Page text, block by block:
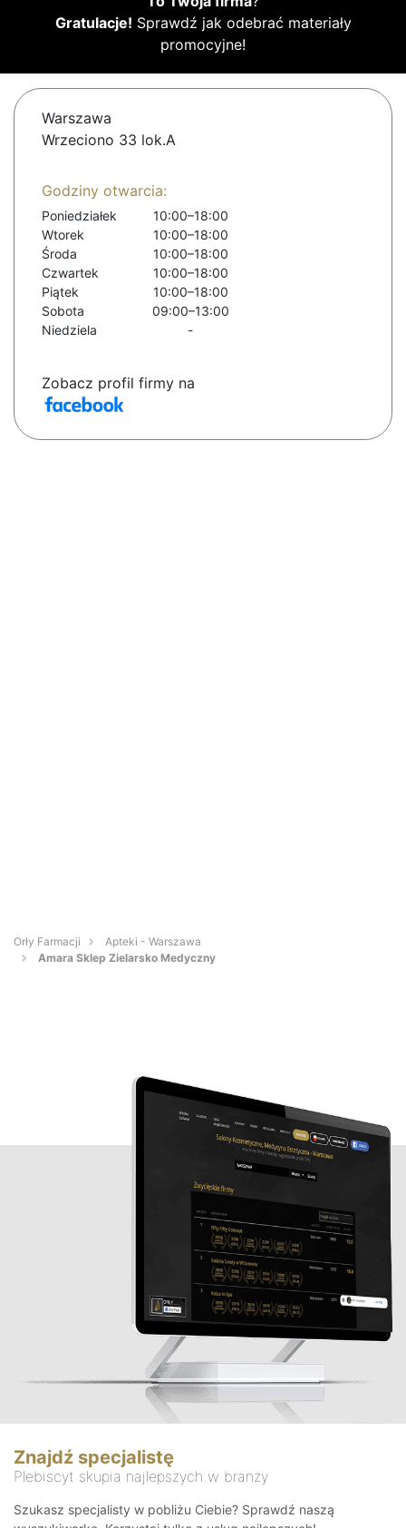
Gratulacje! Sprawdź jak odebrać materiały
promocyjne!
Warszawa
Wrzeciono 33 lok.A
Godziny otwarcia:
Poniedziałek
10:00–18:00
Wtorek
10:00–18:00
Środa
10:00–18:00
Czwartek
10:00–18:00
Piątek
10:00–18:00
Sobota
09:00–13:00
Niedziela
-
Zobacz profil firmy na
Orły Farmacji
Apteki - Warszawa
Amara Sklep Zielarsko Medyczny
Znajdź specjalistę
Plebiscyt skupia najlepszych w branży
Szukasz specjalisty w pobliżu Ciebie? Sprawdź naszą